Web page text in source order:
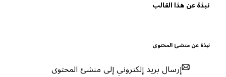
عن هذا القالب
عن منشئ المحتوى
إرسال بريد إلكتروني إلى منشئ المحتوى